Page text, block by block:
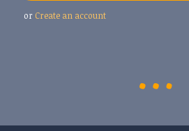
or Create an account